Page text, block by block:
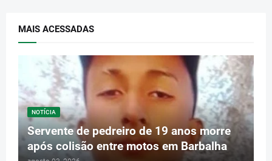
MAIS ACESSADAS
NOTÍCIA
Servente de pedreiro de 19 anos morre
após colisão entre motos em Barbalha